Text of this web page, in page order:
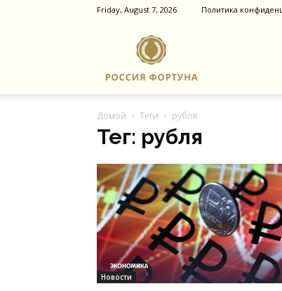
Friday, August 7, 2026 Политика
Домой Теги рубля
Тег: рубля
Новости